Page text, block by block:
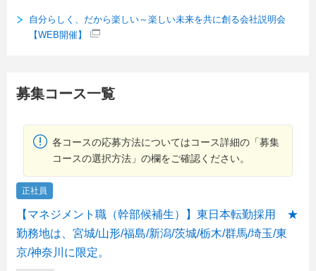
自分らしく、だから楽しい～楽しい未来を共に創る会社説明会
【WEB開催】
募集コース一覧
各コースの応募方法についてはコース詳細の「募集
コースの選択方法」の欄をご確認ください。
正社員
【マネジメント職（幹部候補生）】東日本転勤採用 ★
勤務地は、宮城/山形/福島/新潟/茨城/栃木/群馬/埼玉/東
京/神奈川に限定。